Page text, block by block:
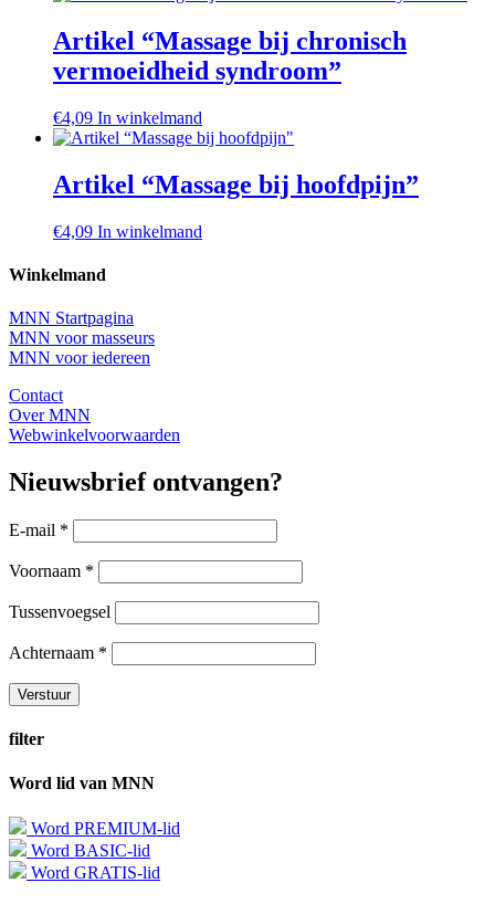
Artikel “Massage bij chronisch
vermoeidheid syndroom”
€4,09 In winkelmand
Artikel “Massage bij hoofdpijn”
€4,09 In winkelmand
Winkelmand
MNN Startpagina
MNN voor masseurs
MNN voor iedereen
Contact
Over MNN
Webwinkelvoorwaarden
Nieuwsbrief ontvangen?
E-mail *
Voornaam *
Tussenvoegsel
Achternaam *
filter
Word lid van MNN
Word PREMIUM-lid
Word BASIC-lid
Word GRATIS-lid